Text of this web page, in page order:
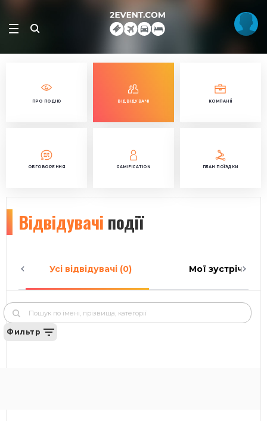
ПРО ПОДІЮ ВІДВІДУВАЧІ КОМПАНІЇ
ОБГОВОРЕННЯ GAMIFICATION ПЛАН ПОЇЗДКИ
Відвідувачі події
Усі відвідувачі (0) Мої зустрічі (0)
Фильтр